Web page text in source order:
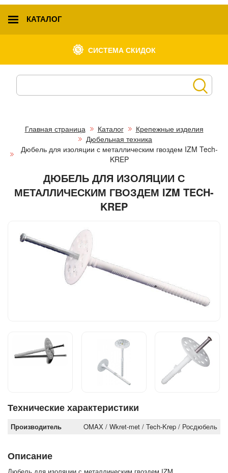
КАТАЛОГ
СИСТЕМА СКИДОК
Главная страница Каталог
Крепежные изделия
Дюбельная техника
Дюбель для изоляции с металлическим гвоздем IZM Tech-
KREP
ДЮБЕЛЬ ДЛЯ ИЗОЛЯЦИИ С
МЕТАЛЛИЧЕСКИМ ГВОЗДЕМ IZM TECH-
KREP
Технические характеристики
Производитель OMAX / Wkret-met / Tech-Krep / Росдюбель
Описание